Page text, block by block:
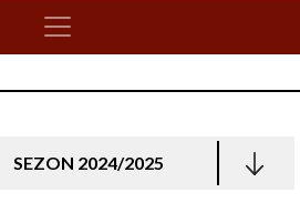
SEZON 2024/2025